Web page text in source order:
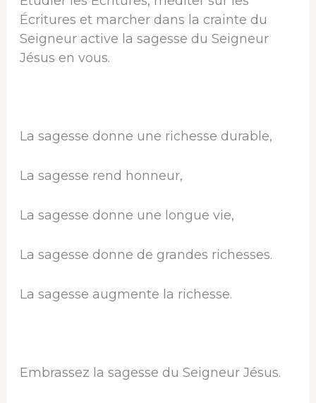
Écritures et marcher dans la crainte du
Seigneur active la sagesse du Seigneur
Jésus en vous.
La sagesse donne une richesse durable,
La sagesse rend honneur,
La sagesse donne une longue vie,
La sagesse donne de grandes richesses.
La sagesse augmente la richesse.
Embrassez la sagesse du Seigneur Jésus.